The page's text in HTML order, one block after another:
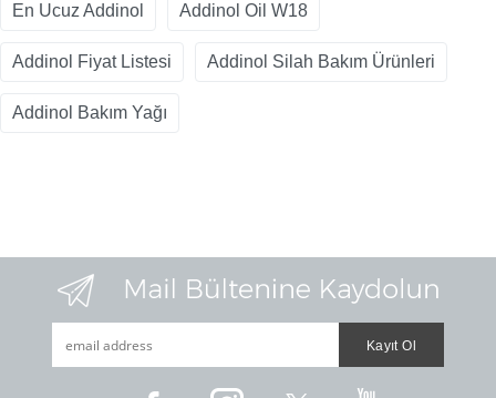
En Ucuz Addinol Addinol Oil W18
Addinol Fiyat Listesi Addinol Silah Bakım Ürünleri
Addinol Bakım Yağı